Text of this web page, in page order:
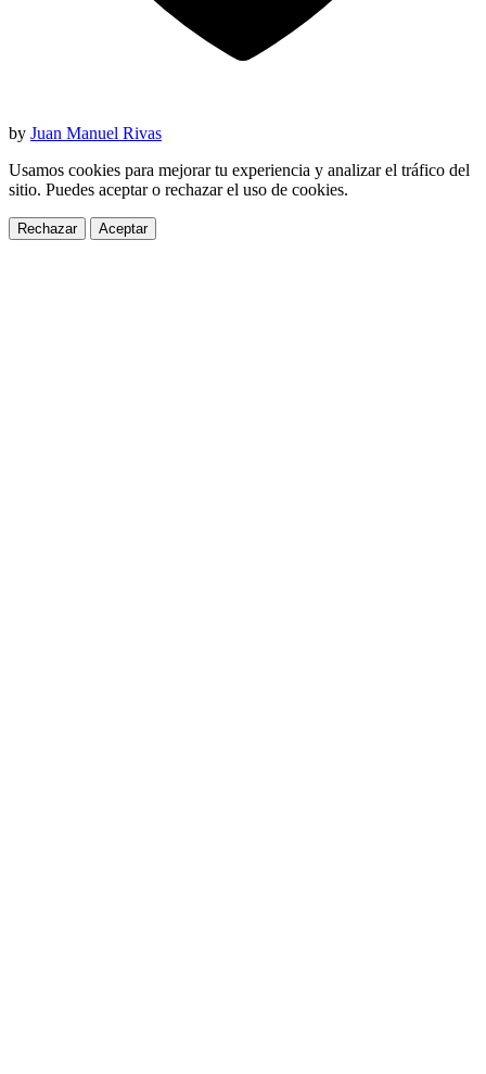
by Juan Manuel Rivas
Usamos cookies para mejorar tu experiencia y analizar el tráfico del
sitio. Puedes aceptar o rechazar el uso de cookies.
Rechazar Aceptar